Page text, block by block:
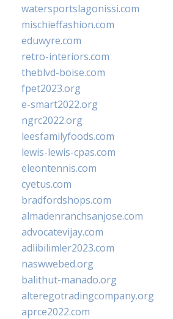
watersportslagonissi.com
mischieffashion.com
eduwyre.com
retro-interiors.com
theblvd-boise.com
fpet2023.org
e-smart2022.org
ngrc2022.org
leesfamilyfoods.com
lewis-lewis-cpas.com
eleontennis.com
cyetus.com
bradfordshops.com
almadenranchsanjose.com
advocatevijay.com
adlibilimler2023.com
naswwebed.org
balithut-manado.org
alteregotradingcompany.org
aprce2022.com